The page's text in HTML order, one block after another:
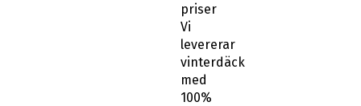
priser
Vi
levererar
vinterdäck
med
100%